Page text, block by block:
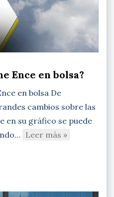
Ence en bolsa?
en bolsa De
cambios sobre las
en su gráfico se puede
Leer más »